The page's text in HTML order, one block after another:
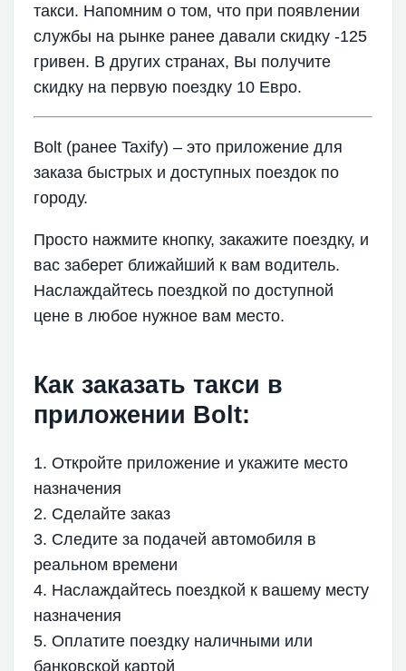
такси. Напомним о том, что при появлении
службы на рынке ранее давали скидку -125
гривен. В других странах, Вы получите
скидку на первую поездку 10 Евро.
Bolt (ранее Taxify) – это приложение для
заказа быстрых и доступных поездок по
городу.
Просто нажмите кнопку, закажите поездку, и
вас заберет ближайший к вам водитель.
Наслаждайтесь поездкой по доступной
цене в любое нужное вам место.
Как заказать такси в
приложении Bolt:
1. Откройте приложение и укажите место
назначения
2. Сделайте заказ
3. Следите за подачей автомобиля в
реальном времени
4. Наслаждайтесь поездкой к вашему месту
назначения
5. Оплатите поездку наличными или
банковской картой